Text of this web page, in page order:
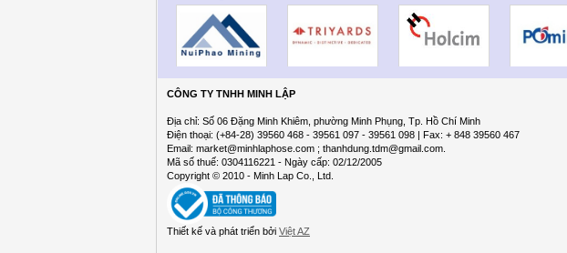
CÔNG TY TNHH MINH LẬP
Địa chỉ: Số 06 Đặng Minh Khiêm, phường Minh Phụng, Tp. Hồ Chí Minh
Điện thoại: (+84-28) 39560 468 - 39561 097 - 39561 098 | Fax: + 848 39560 467
Email: market@minhlaphose.com ; thanhdung.tdm@gmail.com.
Mã số thuế: 0304116221 - Ngày cấp: 02/12/2005
Copyright © 2010 - Minh Lap Co., Ltd.
Thiết kế và phát triển bởi Việt AZ